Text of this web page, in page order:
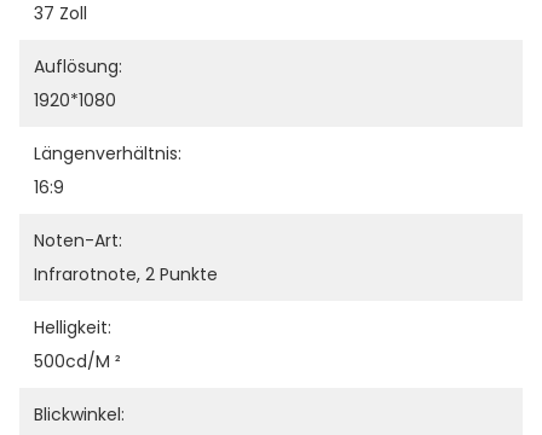
37 Zoll
Auflösung:
1920*1080
Längenverhältnis:
16:9
Noten-Art:
Infrarotnote, 2 Punkte
Helligkeit:
500cd/m ²
Blickwinkel: